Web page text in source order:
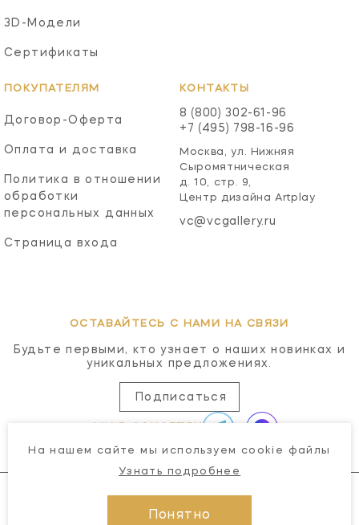
3D-Модели
Сертификаты
ПОКУПАТЕЛЯМ
Договор-Оферта
Оплата и доставка
Политика в отношении
обработки
персональных данных
Страница входа
КОНТАКТЫ
8 (800) 302-61-96
+7 (495) 798-16-96
Москва, ул. Нижняя
Сыромятническая
д. 10, стр. 9,
Центр дизайна Artplay
vc@vcgallery.ru
ОСТАВАЙТЕСЬ С НАМИ НА СВЯЗИ
Будьте первыми, кто узнает о наших новинках и
уникальных предложениях.
Подписаться
На нашем сайте мы используем cookie файлы
Узнать подробнее
Понятно